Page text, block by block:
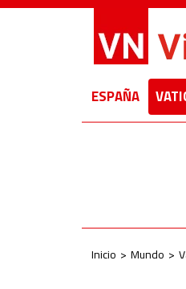
ESPAÑA
Inicio Mundo